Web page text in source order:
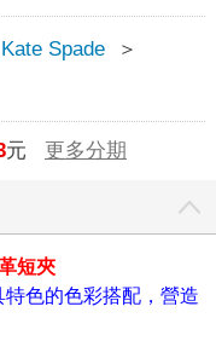
Kate Spade
＞
元 更多分期
短夾
色的色彩搭配，營造